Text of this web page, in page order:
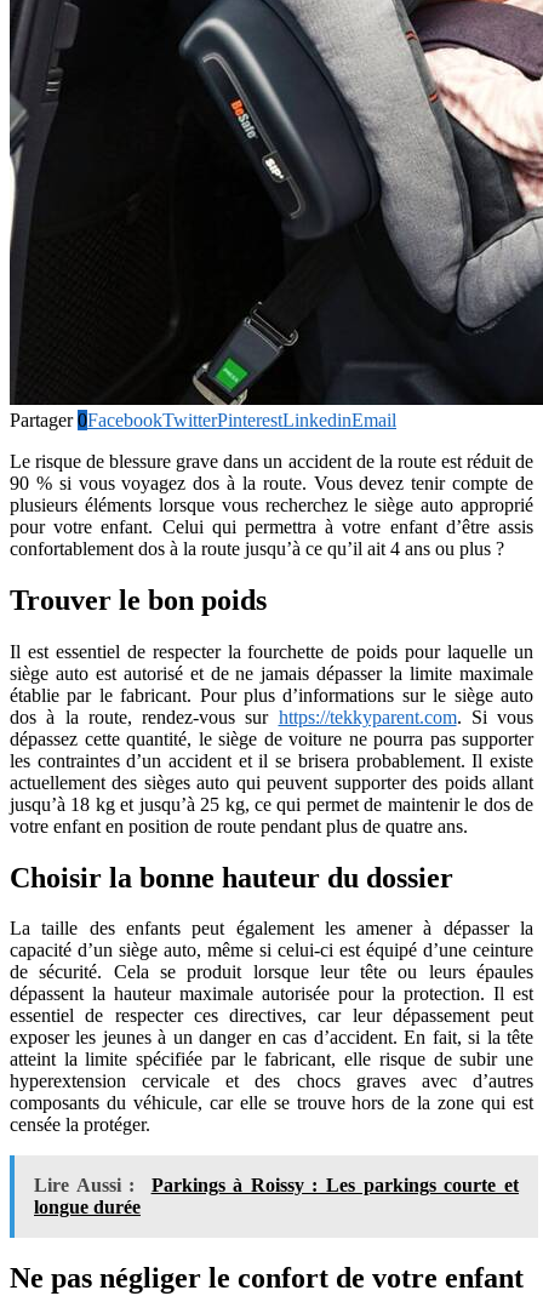
Partager 0FacebookTwitterPinterestLinkedinEmail
Le risque de blessure grave dans un accident de la route est réduit de
90 % si vous voyagez dos à la route. Vous devez tenir compte de
plusieurs éléments lorsque vous recherchez le siège auto approprié
pour votre enfant. Celui qui permettra à votre enfant d’être assis
confortablement dos à la route jusqu’à ce qu’il ait 4 ans ou plus ?
Trouver le bon poids
Il est essentiel de respecter la fourchette de poids pour laquelle un
siège auto est autorisé et de ne jamais dépasser la limite maximale
établie par le fabricant. Pour plus d’informations sur le siège auto
dos à la route, rendez-vous sur https://tekkyparent.com. Si vous
dépassez cette quantité, le siège de voiture ne pourra pas supporter
les contraintes d’un accident et il se brisera probablement. Il existe
actuellement des sièges auto qui peuvent supporter des poids allant
jusqu’à 18 kg et jusqu’à 25 kg, ce qui permet de maintenir le dos de
votre enfant en position de route pendant plus de quatre ans.
Choisir la bonne hauteur du dossier
La taille des enfants peut également les amener à dépasser la
capacité d’un siège auto, même si celui-ci est équipé d’une ceinture
de sécurité. Cela se produit lorsque leur tête ou leurs épaules
dépassent la hauteur maximale autorisée pour la protection. Il est
essentiel de respecter ces directives, car leur dépassement peut
exposer les jeunes à un danger en cas d’accident. En fait, si la tête
atteint la limite spécifiée par le fabricant, elle risque de subir une
hyperextension cervicale et des chocs graves avec d’autres
composants du véhicule, car elle se trouve hors de la zone qui est
censée la protéger.
Lire Aussi :
Parkings à Roissy : Les parkings courte et
longue durée
Ne pas négliger le confort de votre enfant